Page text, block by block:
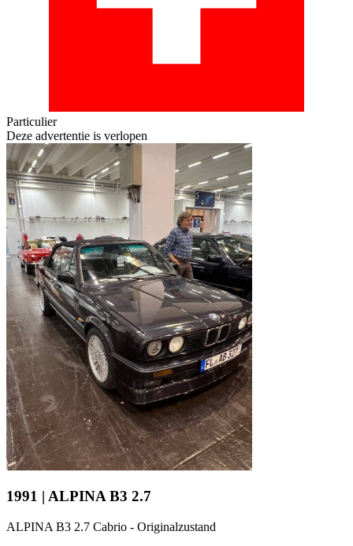
Particulier
Deze advertentie is verlopen
1991 | ALPINA B3 2.7
ALPINA B3 2.7 Cabrio - Originalzustand